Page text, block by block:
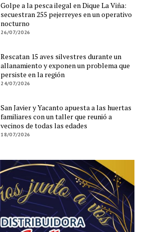
Golpe a la pesca ilegal en Dique La Viña:
secuestran 255 pejerreyes en un operativo
nocturno
26/07/2026
Rescatan 15 aves silvestres durante un
allanamiento y exponen un problema que
persiste en la región
24/07/2026
San Javier y Yacanto apuesta a las huertas
familiares con un taller que reunió a
vecinos de todas las edades
18/07/2026